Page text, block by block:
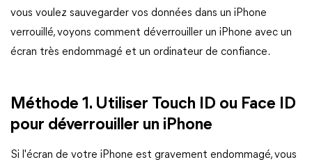
vous voulez sauvegarder vos données dans un iPhone
verrouillé, voyons comment déverrouiller un iPhone avec un
écran très endommagé et un ordinateur de confiance.
Méthode 1. Utiliser Touch ID ou Face ID
pour déverrouiller un iPhone
Si l'écran de votre iPhone est gravement endommagé, vous